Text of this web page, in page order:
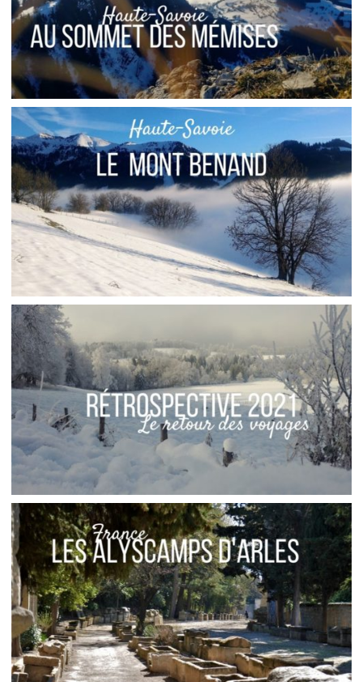
HAUTE-SAVOIE // LE PIC DES MÉMISES,
RANDONNÉE D’HIVER FACILE
Audrey Blog ,Europe
HAUTE-SAVOIE // LE MONT BÉNAND, UNE
RANDONNÉE FACILE À BERNEX
Audrey Blog , Europe
MA RÉTROSPECTIVE DE VOYAGES // 2021
Audrey Amérique du Nord,Amériques
Blog,Europe